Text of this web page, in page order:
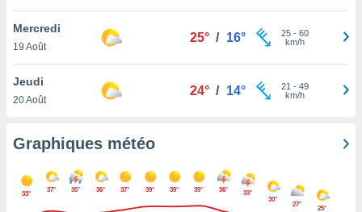
cas,
que
sur le
ne
Mercredi
19 Août
25° / 16° 25- 60
km/h
Jeudi
20 Août
24° / 14° 21 - 49
km/h
Graphiques météo
33°
37° 35° 36° 37° 39° 39° 39° 36°
33°
30°
27°
25°